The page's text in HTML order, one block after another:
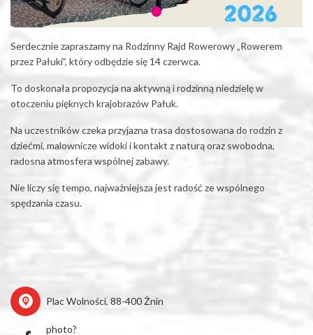
Serdecznie zapraszamy na Rodzinny Rajd Rowerowy „Rowerem
przez Pałuki”, który odbędzie się 14 czerwca.
To doskonała propozycja na aktywną i rodzinną niedzielę w
otoczeniu pięknych krajobrazów Pałuk.
Na uczestników czeka przyjazna trasa dostosowana do rodzin z
dziećmi, malownicze widoki i kontakt z naturą oraz swobodna,
radosna atmosfera wspólnej zabawy.
Nie liczy się tempo, najważniejsza jest radość ze wspólnego
spędzania czasu.
Plac Wolności, 88-400 Żnin
photo?